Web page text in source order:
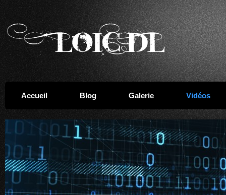
Accueil Blog Galerie Vidéos